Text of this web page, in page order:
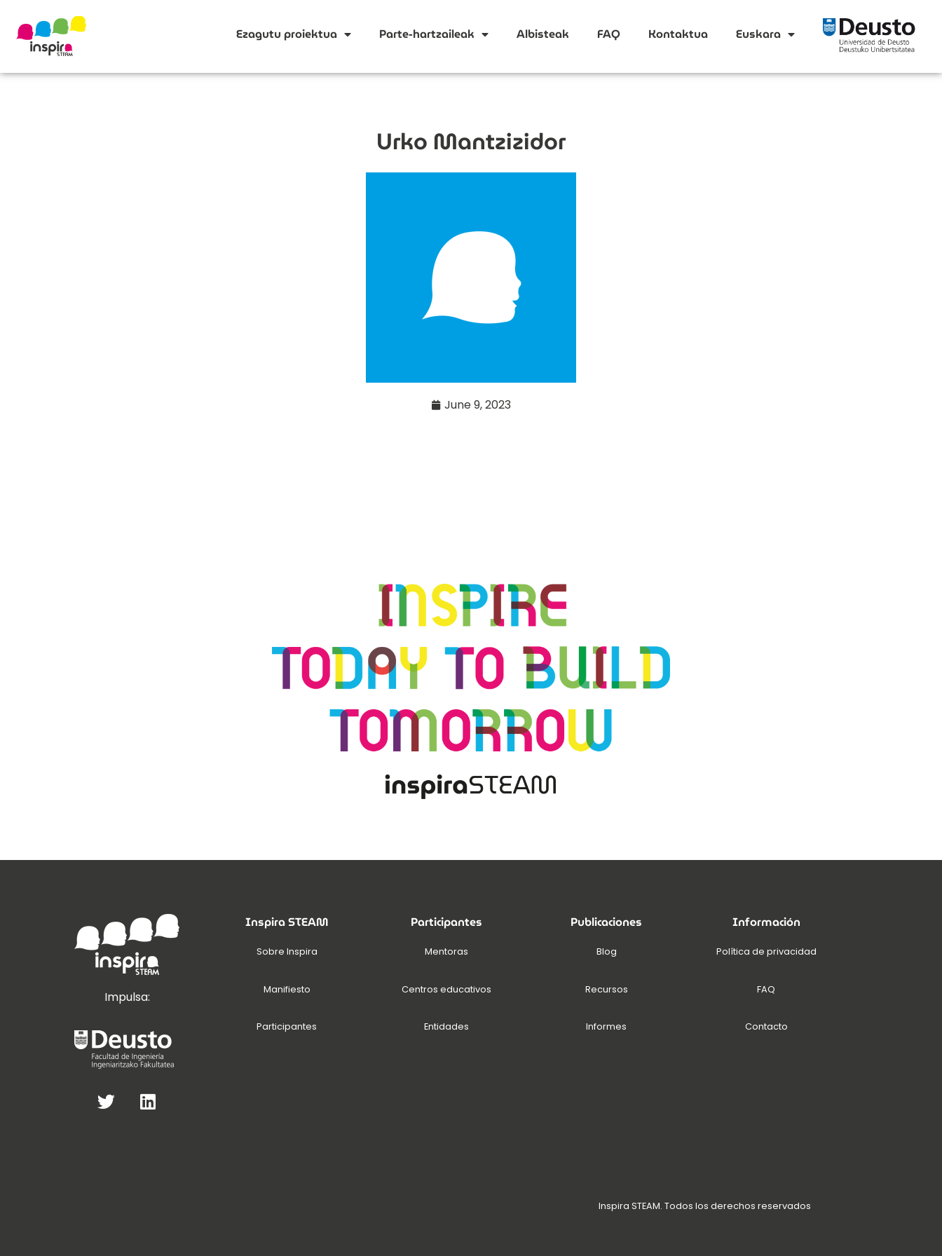
Ezagutu proiektua Parte-hartzaileak Albisteak FAQ Kontaktua Euskara
Urko Mantzizidor
June 9, 2023
Impulsa:
Inspira STEAM
Sobre Inspira
Manifiesto
Participantes
Participantes
Mentoras
Centros educativos
Entidades
Publicaciones
Blog
Recursos
Informes
Información
Política de privacidad
FAQ
Contacto
Inspira STEAM. Todos los derechos reservados